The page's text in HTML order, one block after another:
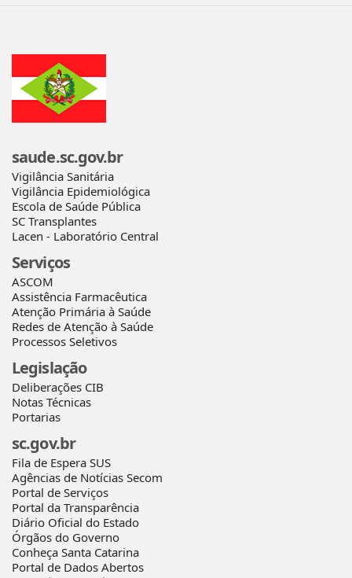
saude.sc.gov.br
Vigilância Sanitária
Vigilância Epidemiológica
Escola de Saúde Pública
SC Transplantes
Lacen - Laboratório Central
Serviços
ASCOM
Assistência Farmacêutica
Atenção Primária à Saúde
Redes de Atenção à Saúde
Processos Seletivos
Legislação
Deliberações CIB
Notas Técnicas
Portarias
sc.gov.br
Fila de Espera SUS
Agências de Notícias Secom
Portal de Serviços
Portal da Transparência
Diário Oficial do Estado
Órgãos do Governo
Conheça Santa Catarina
Portal de Dados Abertos